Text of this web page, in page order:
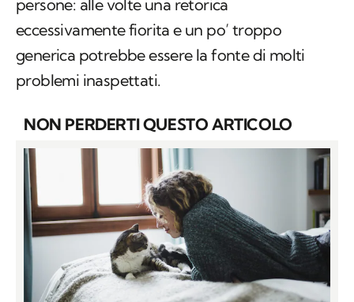
problemi inaspettati.
NON PERDERTI QUESTO ARTICOLO
Perché le persone amano così tanto i gatti